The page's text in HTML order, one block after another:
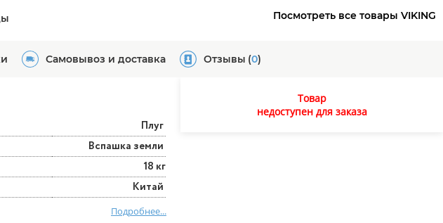
Посмотреть все товары VIKING
Самовывоз и доставка Отзывы (0)
Плуг
Вспашка земли
18 кг
Китай
Подробнее...
Товар
недоступен для заказа